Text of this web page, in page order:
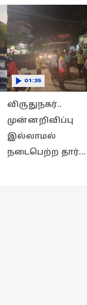
விருதுநகர்..
முன்னறிவிப்பு
இல்லாமல்
நடைபெற்ற தார்
01:35